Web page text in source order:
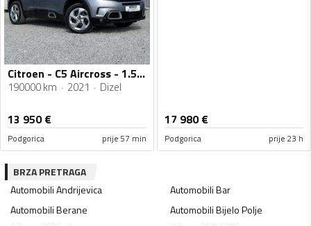
Citroen - C5 Aircross - 1.5 HDI
190000 km 2021 Dizel
13 950€
Podgorica prije 57 min
17 980€
Podgorica prije 23 h
BRZA PRETRAGA
AutomobiliAndrijevica AutomobiliBar
AutomobiliBerane AutomobiliBijelo Polje